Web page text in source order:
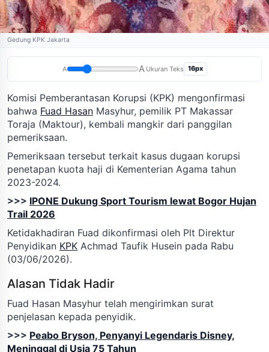
Gedung KPK Jakarta
A A Ukuran Teks 16px
Komisi Pemberantasan Korupsi (KPK) mengonfirmasi
bahwa Fuad Hasan Masyhur, pemilik PT Makassar
Toraja (Maktour), kembali mangkir dari panggilan
pemeriksaan.
Pemeriksaan tersebut terkait kasus dugaan korupsi
penetapan kuota haji di Kementerian Agama tahun
2023-2024.
>>> IPONE Dukung Sport Tourism lewat Bogor Hujan
Trail 2026
Ketidakhadiran Fuad dikonfirmasi oleh Plt Direktur
Penyidikan KPK Achmad Taufik Husein pada Rabu
(03/06/2026).
Alasan Tidak Hadir
Fuad Hasan Masyhur telah mengirimkan surat
penjelasan kepada penyidik.
>>> Peabo Bryson, Penyanyi Legendaris Disney,
Meninggal di Usia 75 Tahun